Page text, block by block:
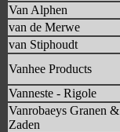
Van Alphen
van de Merwe
van Stiphoudt
Vanhee Products
Vanneste - Rigole
Vanrobaeys Granen &
Zaden